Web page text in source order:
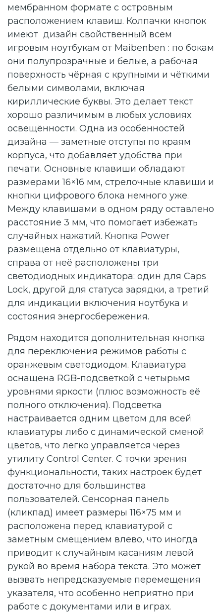
мембранном формате с островным
расположением клавиш. Колпачки кнопок
имеют дизайн свойственный всем
игровым ноутбукам от Maibenben : по бокам
они полупрозрачные и белые, а рабочая
поверхность чёрная с крупными и чёткими
белыми символами, включая
кириллические буквы. Это делает текст
хорошо различимым в любых условиях
освещённости. Одна из особенностей
дизайна — заметные отступы по краям
корпуса, что добавляет удобства при
печати. Основные клавиши обладают
размерами 16×16 мм, стрелочные клавиши и
кнопки цифрового блока немного уже.
Между клавишами в одном ряду оставлено
расстояние 3 мм, что помогает избежать
случайных нажатий. Кнопка Power
размещена отдельно от клавиатуры,
справа от неё расположены три
светодиодных индикатора: один для Caps
Lock, другой для статуса зарядки, а третий
для индикации включения ноутбука и
состояния энергосбережения.
Рядом находится дополнительная кнопка
для переключения режимов работы с
оранжевым светодиодом. Клавиатура
оснащена RGB-подсветкой с четырьмя
уровнями яркости (плюс возможность её
полного отключения). Подсветка
настраивается одним цветом для всей
клавиатуры либо с динамической сменой
цветов, что легко управляется через
утилиту Control Center. С точки зрения
функциональности, таких настроек будет
достаточно для большинства
пользователей. Сенсорная панель
(кликпад) имеет размеры 116×75 мм и
расположена перед клавиатурой с
заметным смещением влево, что иногда
приводит к случайным касаниям левой
рукой во время набора текста. Это может
вызвать непредсказуемые перемещения
указателя, что особенно неприятно при
работе с документами или в играх.